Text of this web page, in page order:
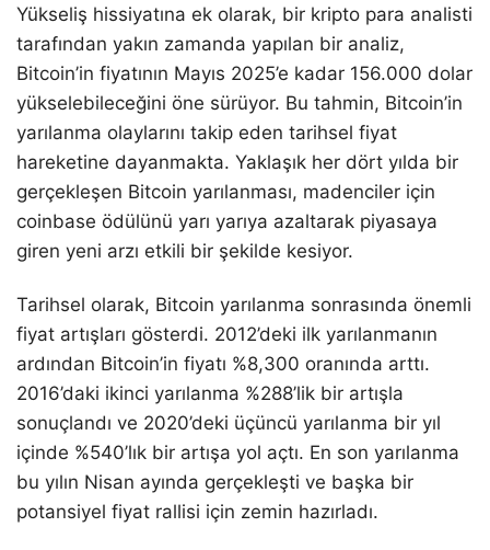
Yükseliş hissiyatına ek olarak, bir kripto para analisti
tarafından yakın zamanda yapılan bir analiz,
Bitcoin’in fiyatının Mayıs 2025’e kadar 156.000 dolar
yükselebileceğini öne sürüyor. Bu tahmin, Bitcoin’in
yarılanma olaylarını takip eden tarihsel fiyat
hareketine dayanmakta. Yaklaşık her dört yılda bir
gerçekleşen Bitcoin yarılanması, madenciler için
coinbase ödülünü yarı yarıya azaltarak piyasaya
giren yeni arzı etkili bir şekilde kesiyor.
Tarihsel olarak, Bitcoin yarılanma sonrasında önemli
fiyat artışları gösterdi. 2012’deki ilk yarılanmanın
ardından Bitcoin’in fiyatı %8,300 oranında arttı.
2016’daki ikinci yarılanma %288’lik bir artışla
sonuçlandı ve 2020’deki üçüncü yarılanma bir yıl
içinde %540’lık bir artışa yol açtı. En son yarılanma
bu yılın Nisan ayında gerçekleşti ve başka bir
potansiyel fiyat rallisi için zemin hazırladı.